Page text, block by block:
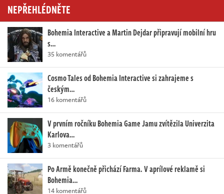
NEPŘEHLÉDNĚTE
Bohemia Interactive a Martin Dejdar připravují mobilní hru
s…
35 komentářů
Cosmo Tales od Bohemia Interactive si zahrajeme s
českým…
16 komentářů
V prvním ročníku Bohemia Game Jamu zvítězila Univerzita
Karlova…
3 komentářů
Po Armě konečně přichází Farma. V aprílové reklamě si
Bohemia…
14 komentářů